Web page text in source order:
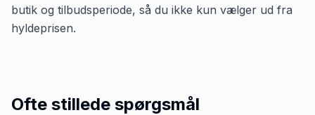
butik og tilbudsperiode, så du ikke kun vælger ud fra
hyldeprisen.
Ofte stillede spørgsmål